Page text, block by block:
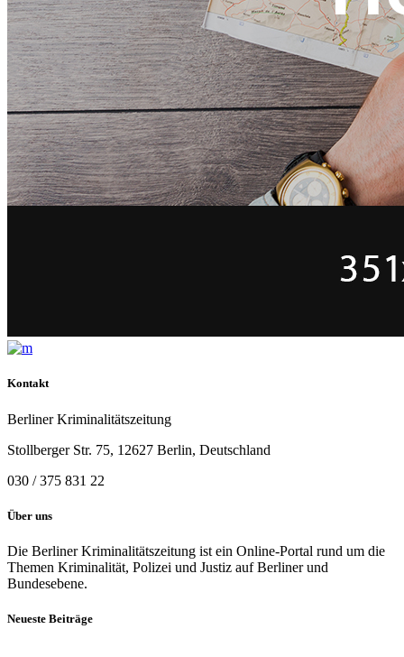
Kontakt
Berliner Kriminalitätszeitung
Stollberger Str. 75, 12627 Berlin, Deutschland
030 / 375 831 22
Über uns
Die Berliner Kriminalitätszeitung ist ein Online-Portal rund um die
Themen Kriminalität, Polizei und Justiz auf Berliner und
Bundesebene.
Neueste Beiträge